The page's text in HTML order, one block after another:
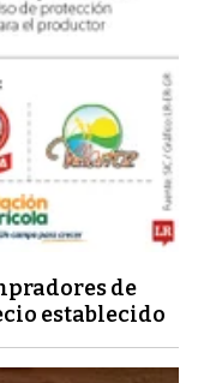
de
establecido